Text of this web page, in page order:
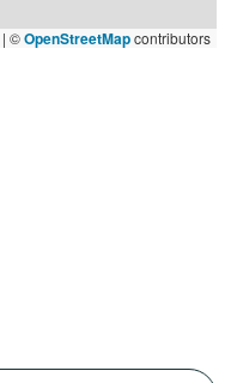
| ©OpenStreetMapcontributors